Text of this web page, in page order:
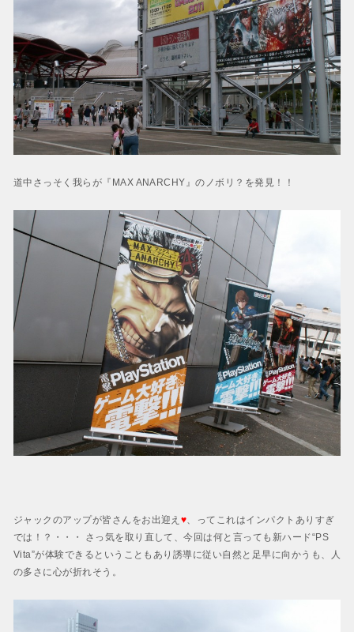
道中さっそく我らが『MAX ANARCHY』のノボリ？を発見！！
ジャックのアップが皆さんをお出迎え ♥、ってこれはインパクトありすぎ
では！？・・・ さっ気を取り直して、今回は何と言っても新ハード“PS
Vita”が体験できるということもあり誘導に従い自然と足早に向かうも、人
の多さに心が折れそう。